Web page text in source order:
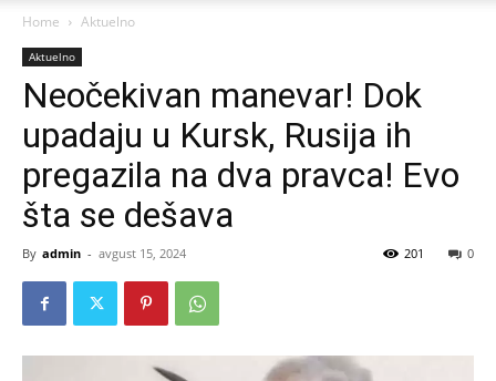
Home Aktuelno
Aktuelno
Neočekivan manevar! Dok
upadaju u Kursk, Rusija ih
pregazila na dva pravca! Evo
šta se dešava
By admin - avgust 15, 2024 0
201